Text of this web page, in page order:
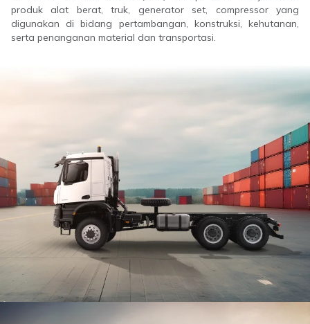
produk alat berat, truk, generator set, compressor yang
digunakan di bidang pertambangan, konstruksi, kehutanan,
serta penanganan material dan transportasi.